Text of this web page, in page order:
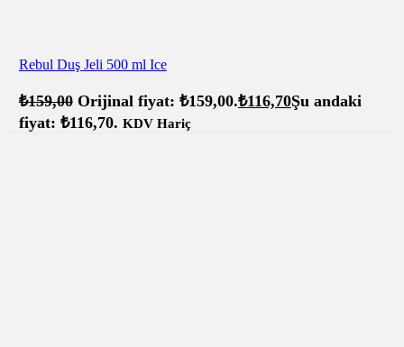
Rebul Duş Jeli 500 ml Ice
₺159,00 Orijinal fiyat: ₺159,00.₺116,70Şu andaki
fiyat: ₺116,70. KDV Hariç